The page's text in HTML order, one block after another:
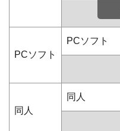
PCソフト
PCソフト
同人
同人